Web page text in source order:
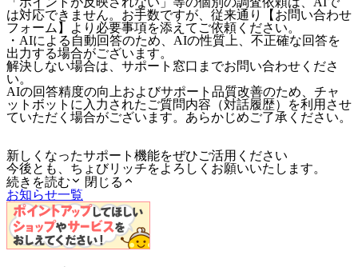
は対応できません。お手数ですが、従来通り【お問い合わせ
フォーム】より必要事項を添えてご依頼ください。
・AIによる自動回答のため、AIの性質上、不正確な回答を
出力する場合がございます。
解決しない場合は、サポート窓口までお問い合わせくださ
い。
AIの回答精度の向上およびサポート品質改善のため、チャ
ットボットに入力されたご質問内容（対話履歴）を利用させ
ていただく場合がございます。あらかじめご了承ください。
新しくなったサポート機能をぜひご活用ください
今後とも、ちょびリッチをよろしくお願いいたします。
続きを読む
閉じる
お知らせ一覧